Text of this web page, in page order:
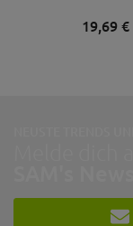
19,69 €